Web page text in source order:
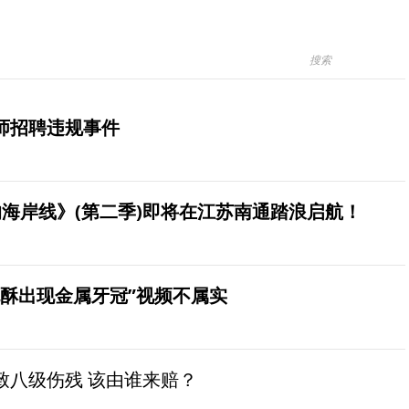
招聘违规事件
岸线》(第二季)即将在江苏南通踏浪启航！
出现金属牙冠”视频不属实
级伤残 该由谁来赔？